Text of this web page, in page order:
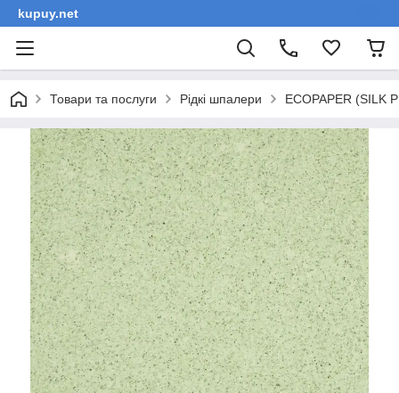
kupuy.net
Товари та послуги Рідкі шпалери ECOPAPER (SILK